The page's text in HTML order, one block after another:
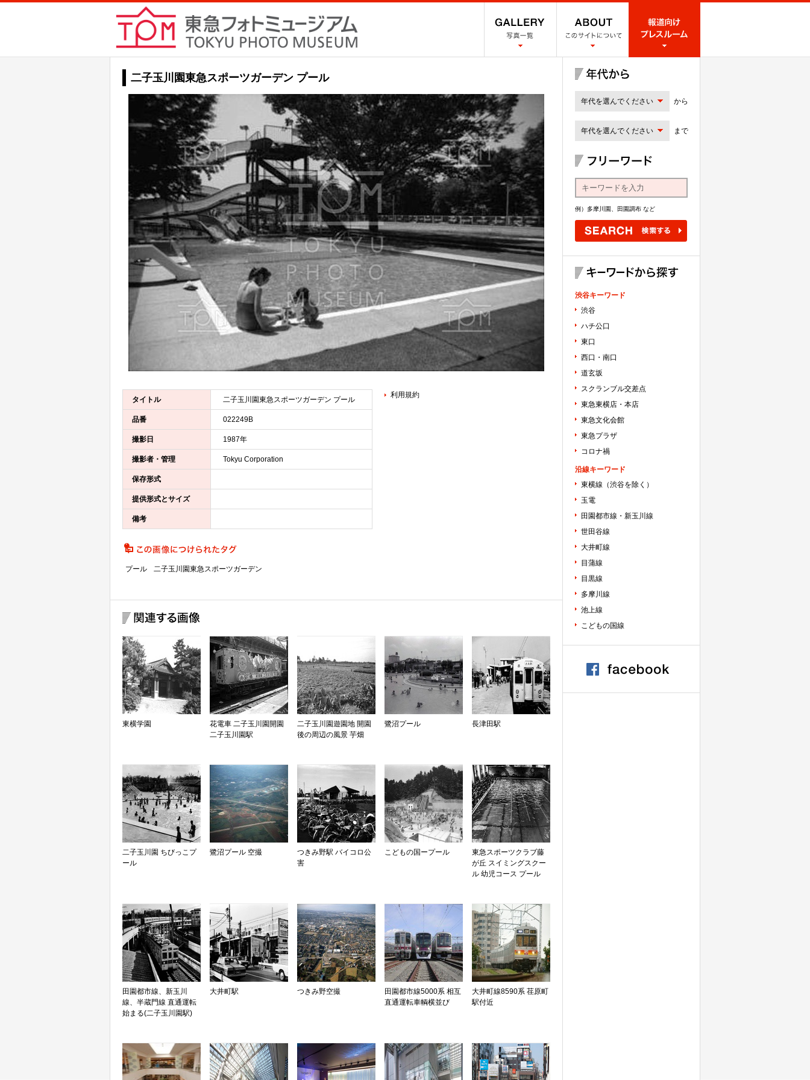
二子玉川園東急スポーツガーデン プール
タイトル 二子玉川園東急スポーツガーデン プール
品番 022249B
撮影日 1987年
撮影者・管理 Tokyu Corporation
保存形式
提供形式とサイズ
備考
利用規約
プール 二子玉川園東急スポーツガーデン
東横学園
花電車 二子玉川園開園
二子玉川園駅
二子玉川園遊園地 開園
後の周辺の風景 芋畑
鷺沼プール 長津田駅
二子玉川園 ちびっこプ
ール
鷺沼プール 空撮
つきみ野駅 バイコロ公
害
こどもの国ープール
東急スポーツクラブ藤
が丘 スイミングスクー
ル 幼児コース プール
田園都市線、新玉川
線、半蔵門線 直通運転
始まる(二子玉川園駅)
大井町駅 つきみ野空撮
田園都市線5000系 相互
直通運転車輌横並び
大井町線8590系 荏原町
駅付近
年代を選んでください から
年代を選んでください まで
例）多摩川園、田園調布 など
渋谷キーワード
渋谷
ハチ公口
東口
西口・南口
道玄坂
スクランブル交差点
東急東横店・本店
東急文化会館
東急プラザ
コロナ禍
沿線キーワード
東横線（渋谷を除く）
玉電
田園都市線・新玉川線
世田谷線
大井町線
目蒲線
目黒線
多摩川線
池上線
こどもの国線